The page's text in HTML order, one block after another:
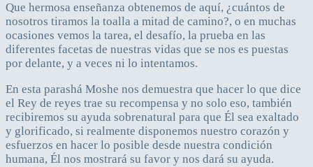
Que hermosa enseñanza obtenemos de aquí, ¿cuántos de
nosotros tiramos la toalla a mitad de camino?, o en muchas
ocasiones vemos la tarea, el desafío, la prueba en las
diferentes facetas de nuestras vidas que se nos es puestas
por delante, y a veces ni lo intentamos.
En esta parashá Moshe nos demuestra que hacer lo que dice
el Rey de reyes trae su recompensa y no solo eso, también
recibiremos su ayuda sobrenatural para que Él sea exaltado
y glorificado, si realmente disponemos nuestro corazón y
esfuerzos en hacer lo posible desde nuestra condición
humana, Él nos mostrará su favor y nos dará su ayuda.